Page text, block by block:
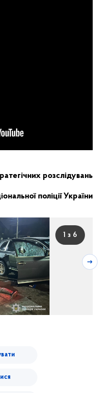
розслідувань
поліції України
1 з 6